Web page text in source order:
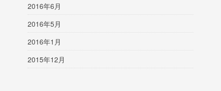
2016年6月
2016年5月
2016年1月
2015年12月